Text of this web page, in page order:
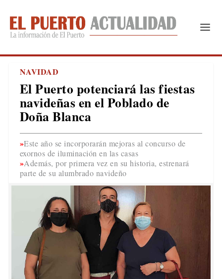
NAVIDAD
El Puerto potenciará las fiestas
navideñas en el Poblado de
Doña Blanca
Este año se incorporarán mejoras al concurso de
exornos de iluminación en las casas
Además, por primera vez en su historia, estrenará
parte de su alumbrado navideño